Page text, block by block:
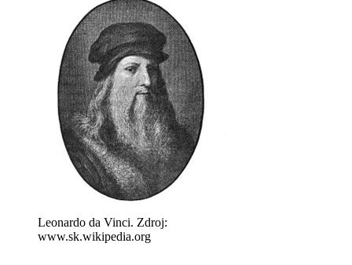
Leonardo da Vinci. Zdroj:
www.sk.wikipedia.org